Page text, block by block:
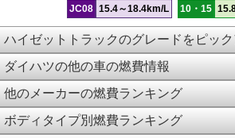
JC08 15.4～18.4km/L 10・15
ハイゼットトラックのグレードをピッ
ダイハツの他の車の燃費情報
他のメーカーの燃費ランキング
ボディタイプ別燃費ランキング